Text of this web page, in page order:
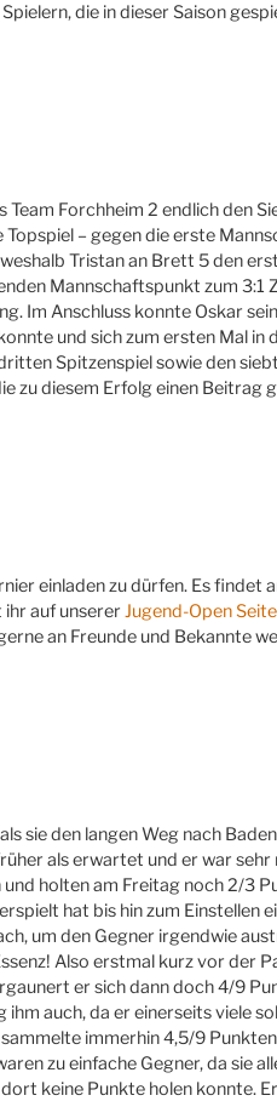
die in dieser Saison
Forchheim 2 endlich den
– gegen die erste
Tristan an Brett 5 den
Mannschaftspunkt zum 3:1
Im Anschluss konnte Oskar
und sich zum ersten Mal in
Spitzenspiel sowie den
zu diesem Erfolg einen Beitrag
einladen zu dürfen. Es
auf unserer Jugend-Open Seite
an Freunde und Bekannte
sie den langen Weg nach
als erwartet und er war
holten am Freitag noch 2/3
hat bis hin zum Einstellen
um den Gegner irgendwie
Also erstmal kurz vor der
er sich dann doch 4/9
auch, da er einerseits viele
immerhin 4,5/9
zu einfache Gegner, da sie
keine Punkte holen konnte.